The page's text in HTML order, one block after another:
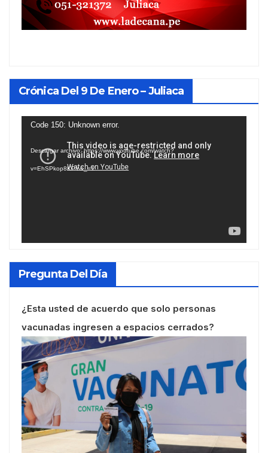
Crónica Del 9 De Enero – Juliaca
Reproductor
vídeo
Code 150: Unknown error.
Descargar archivo: https://www.youtube.com/watch?
v=EhSPkop8KPY&_=1
Pregunta Del Día
¿Esta usted de acuerdo que solo personas
vacunadas ingresen a espacios cerrados?